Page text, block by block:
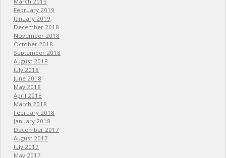
February 2019
January 2019
December 2018
November 2018
October 2018
September 2018
August 2018
July 2018
June 2018
May 2018
April 2018
March 2018
February 2018
January 2018
December 2017
August 2017
July 2017
May 2017